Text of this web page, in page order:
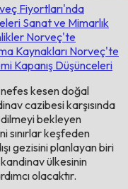
Fiyortları'nda
Sanat ve Mimarlık
Norveç'te
Kaynakları Norveç'te
Kapanış Düşünceleri
nefes kesen doğal
cazibesi karşısında
bekleyen
sınırlar keşfeden
gezisini planlayan biri
ülkesinin
olacaktır.